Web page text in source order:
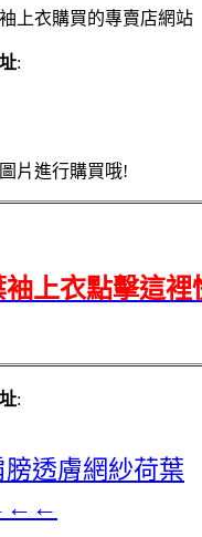
上衣購買的專賣店網站
:
片進行購買哦!
上衣點擊這裡
:
透膚網紗荷葉